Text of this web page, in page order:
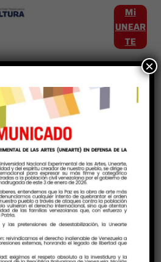
Mi
UNEAR
TE
×